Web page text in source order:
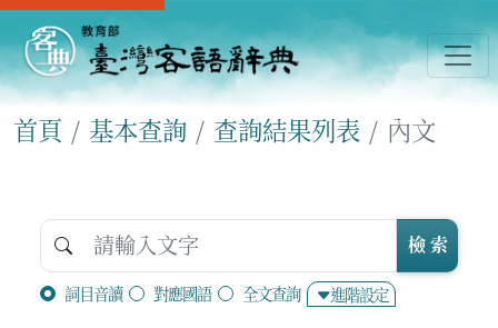
首頁 基本查詢 查詢結果列表 內文
詞目音讀 對應國語 全文查詢 進階設定
檢 索